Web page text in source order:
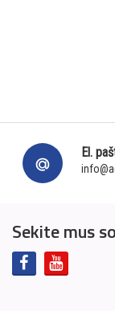
El.
Sekite mus